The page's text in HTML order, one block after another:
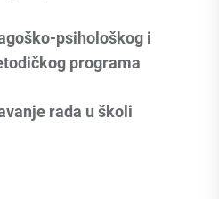
psihološkog i
programa
rada u školi